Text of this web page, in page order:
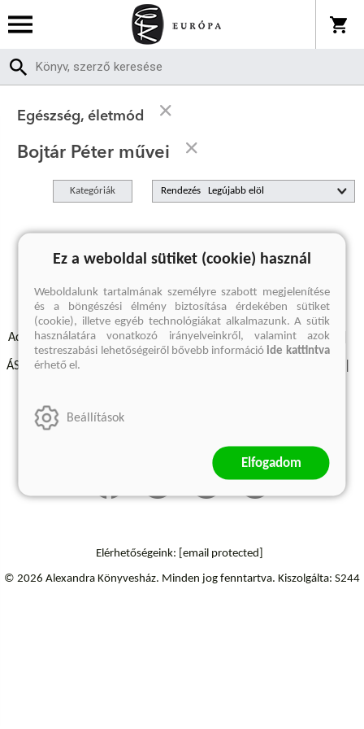
Egészség, életmód
Bojtár Péter művei
Kategóriák Rendezés
A keresett kifejezésre nincs találat
Adatvédelmi szabályzatok Elállási felmondási nyilatkozat
ÁSZF - Vásárlási feltételek
Elérhetőségeink: [email protected]
© 2026 Alexandra Könyvesház. Minden jog fenntartva. Kiszolgálta: S244
Ez a weboldal sütiket (cookie) használ
Weboldalunk tartalmának személyre szabott megjelenítése
és a böngészési élmény biztosítása érdekében sütiket
(cookie), illetve egyéb technológiákat alkalmazunk. A sütik
használatára vonatkozó irányelveinkről, valamint azok
testreszabási lehetőségeiről bővebb információide kattintva
érhető el.
Beállítások
Elfogadom